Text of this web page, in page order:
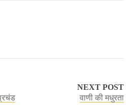
NEXT POST
वाणी की मधुरता